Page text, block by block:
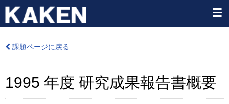
課題ページに戻る
1995 年度 研究成果報告書概要